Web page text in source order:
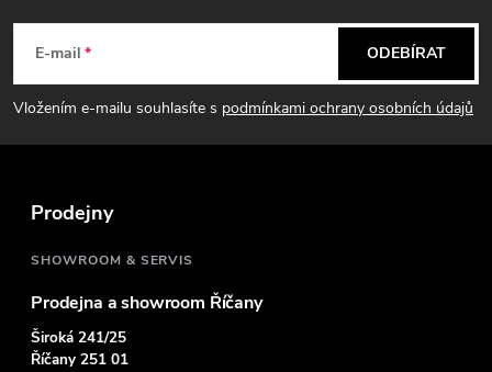
p
E-mail
Vložením e-mailu souhlasíte s podmínkami ochrany osobních údajů
ODEBÍRAT
Prodejny
SHOWROOM & SERVIS
Prodejna a showroom Říčany
Široká 241/25
Říčany 251 01